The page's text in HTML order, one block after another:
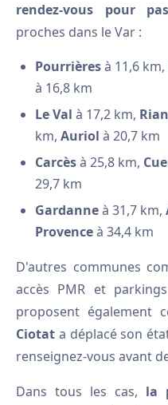
rendez-vous pour
proches dans le Var :
Pourrièresà 11,6 km,
à 16,8 km
Le Val à 17,2 km,
km, Auriol à 20,7 km
Carcèsà 25,8 km,
29,7 km
Gardanneà 31,7 km,
Provenceà 34,4 km
D'autres communes
accès PMR et
proposent également
Ciotat a déplacé son
renseignez-vous avant
Dans tous les cas, la